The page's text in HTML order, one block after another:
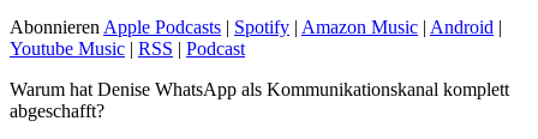
Abonnieren Apple Podcasts | Spotify | Amazon Music | Android |
Youtube Music | RSS | Podcast
Warum hat Denise WhatsApp als Kommunikationskanal komplett
abgeschafft?